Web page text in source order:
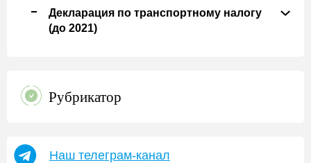
Декларация по транспортному налогу
(до 2021)
Рубрикатор
Наш телеграм-канал